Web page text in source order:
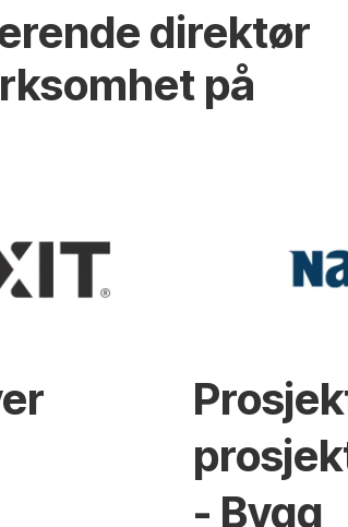
direktør
på
- Bygg